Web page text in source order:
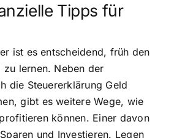
Tipps für
ist es entscheidend, früh den
zu lernen. Neben der
die Steuererklärung Geld
gibt es weitere Wege, wie
können. Einer davon
und Investieren. Legen